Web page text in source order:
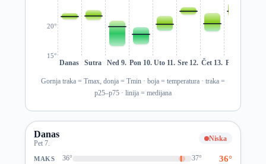
15°
20°
Danas Sutra Ned 9. Pon 10. Uto 11. Sre 12. Čet 13. Pet 14.
Gornja traka = Tmax, donja = Tmin · boja = temperatura · traka =
p25–p75 · linija = medijana
Danas
Pet 7.
Niska
MAKS 36° 37° 36°